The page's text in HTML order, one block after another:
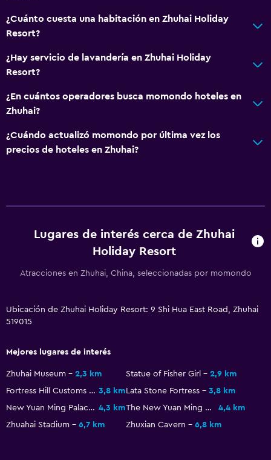
¿Cuánto cuesta una habitación en Zhuhai Holiday
Resort?
¿Hay servicio de lavandería en Zhuhai Holiday
Resort?
¿En cuántos operadores busca momondo hoteles en
Zhuhai?
¿Cuándo actualizó momondo por última vez los
precios de hoteles en Zhuhai?
Lugares de interés cerca de Zhuhai
Holiday Resort
Atracciones en Zhuhai, China, seleccionadas por momondo
Ubicación de Zhuhai Holiday Resort: 9 Shi Hua East Road, Zhuhai
519015
Mejores lugares de interés
Zhuhai Museum 2,3 km Statue of Fisher Girl
2,9 km
Fortress Hill Customs Site 3,8 kmLata Stone Fortress
3,8 km
New Yuan Ming Palace 4,3 km The New Yuan Ming Palace
4,4 km
Zhuahai Stadium
6,7 km Zhuxian Cavern 6,8 km